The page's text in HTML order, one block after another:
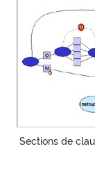
Sections de